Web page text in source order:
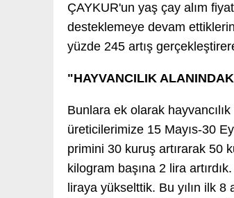
ÇAYKUR'un yaş çay alım
desteklemeye devam
yüzde 245 artış
"HAYVANCILIK
Bunlara ek olarak
üreticilerimize 15 Mayıs-30
primini 30 kuruş artırarak 50
kilogram başına 2 lira
liraya yükselttik. Bu yılın ilk